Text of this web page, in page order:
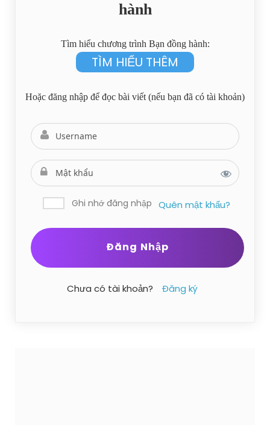
hành
Tìm hiểu chương trình Bạn đồng hành:
TÌM HIỂU THÊM
Hoặc đăng nhập để đọc bài viết (nếu bạn đã có tài khoản)
Ghi nhớ đăng nhập Quên mật khẩu?
Chưa có tài khoản? Đăng ký